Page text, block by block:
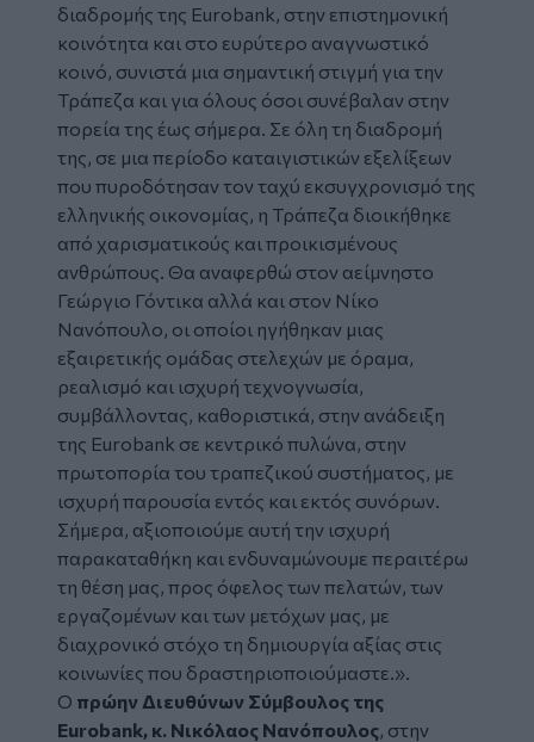
διαδρομής της Eurobank, στην επιστημονική
κοινότητα και στο ευρύτερο αναγνωστικό
κοινό, συνιστά μια σημαντική στιγμή για την
Τράπεζα και για όλους όσοι συνέβαλαν στην
πορεία της έως σήμερα. Σε όλη τη διαδρομή
της, σε μια περίοδο καταιγιστικών εξελίξεων
που πυροδότησαν τον ταχύ εκσυγχρονισμό της
ελληνικής οικονομίας, η Τράπεζα διοικήθηκε
από χαρισματικούς και προικισμένους
ανθρώπους. Θα αναφερθώ στον αείμνηστο
Γεώργιο Γόντικα αλλά και στον Νίκο
Νανόπουλο, οι οποίοι ηγήθηκαν μιας
εξαιρετικής ομάδας στελεχών με όραμα,
ρεαλισμό και ισχυρή τεχνογνωσία,
συμβάλλοντας, καθοριστικά, στην ανάδειξη
της Eurobank σε κεντρικό πυλώνα, στην
πρωτοπορία του τραπεζικού συστήματος, με
ισχυρή παρουσία εντός και εκτός συνόρων.
Σήμερα, αξιοποιούμε αυτή την ισχυρή
παρακαταθήκη και ενδυναμώνουμε περαιτέρω
τη θέση μας, προς όφελος των πελατών, των
εργαζομένων και των μετόχων μας, με
διαχρονικό στόχο τη δημιουργία αξίας στις
κοινωνίες που δραστηριοποιούμαστε.».
Ο πρώην Διευθύνων Σύμβουλος της
Eurobank, κ. Νικόλαος Νανόπουλος , στην